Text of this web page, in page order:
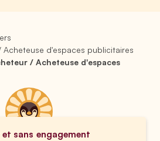
Acheteuse d'espaces publicitaires
/ Acheteuse d'espaces
sans engagement